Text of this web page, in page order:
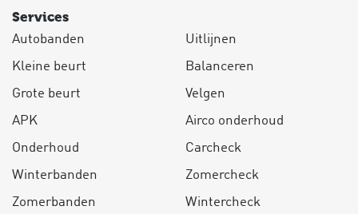
Services
Autobanden
Kleine beurt
Grote beurt
APK
Onderhoud
Winterbanden
Zomerbanden
Uitlijnen
Balanceren
Velgen
Airco onderhoud
Carcheck
Zomercheck
Wintercheck